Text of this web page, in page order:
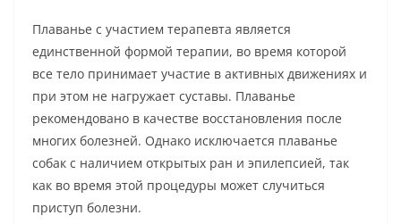
Плаванье с участием терапевта является
единственной формой терапии, во время которой
все тело принимает участие в активных движениях и
при этом не нагружает суставы. Плаванье
рекомендовано в качестве восстановления после
многих болезней. Однако исключается плаванье
собак с наличием открытых ран и эпилепсией, так
как во время этой процедуры может случиться
приступ болезни.